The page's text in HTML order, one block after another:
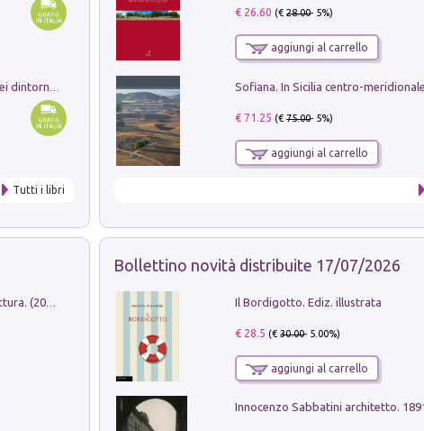
Tutti i libri
€ 26.60 (€28.00- 5%)
aggiungi al carrello
€ 71.25 (€75.00- 5%)
aggiungi al carrello
Dromos. Libro periodico di architettura. (2026). Vol. 15: Post-model
Bollettino novità distribuite 17/07/2026
Il Bordigotto. Ediz. illustrata
€ 28.5 (€30.00- 5.00%)
aggiungi al carrello
Innocenzo Sabbatini architetto.